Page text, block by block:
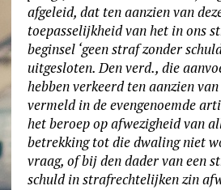
afgeleid, dat ten aanzien van
toepasselijkheid van het in ons
beginsel ‘geen straf zonder
uitgesloten. Den verd., die
hebben verkeerd ten aanzien
vermeld in de evengenoemde
het beroep op afwezigheid van
betrekking tot die dwaling niet
vraag, of bij den dader van een
schuld in strafrechtelijken zin